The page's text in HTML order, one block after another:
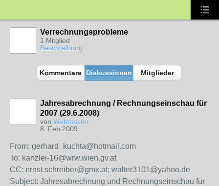
Verrechnungsprobleme
1 Mitglied
Beschreibung
Kommentare Diskussionen Mitglieder
Jahresabrechnung / Rechnungseinschau für
2007 (29.6.2008)
von Webmaster
8. Feb 2009
From: gerhard_kuchta@hotmail.com
To: kanzlei-16@wrw.wien.gv.at
CC: ernst.schreiber@gmx.at; walter3101@yahoo.de
Subject: Jahresabrechnung und Rechnungseinschau für